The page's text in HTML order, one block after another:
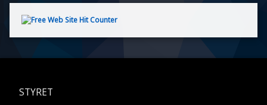
STYRET